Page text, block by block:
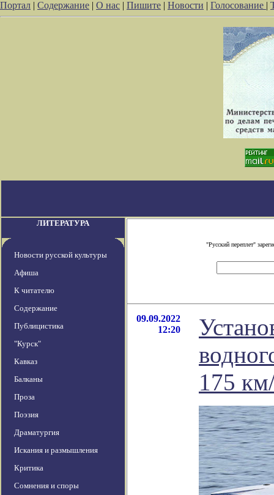
Портал | Содержание | О нас | Пишите | Новости | Голосование |
ЛИТЕРАТУРА
Новости русской культуры
Афиша
К читателю
Содержание
Публицистика
"Курск"
Кавказ
Балканы
Проза
Поэзия
Драматургия
Искания и размышления
Критика
Сомнения и споры
"Русский переплет"
09.09.2022
12:20
175